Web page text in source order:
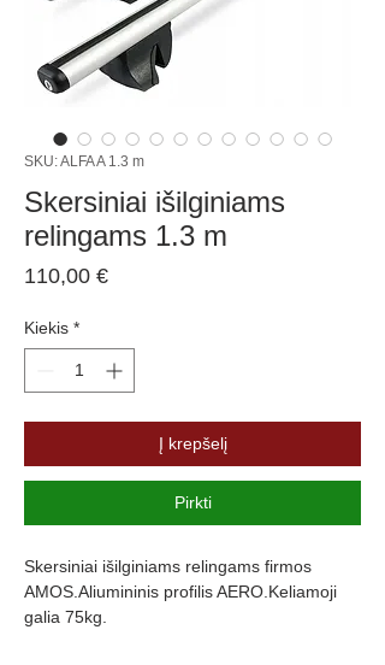
SKU: ALFA A 1.3 m
Skersiniai išilginiams
relingams 1.3 m
110,00 €Price
Kiekis *
Į krepšelį
Pirkti
Skersiniai išilginiams relingams firmos
AMOS.Aliumininis profilis AERO.Keliamoji
galia 75kg.